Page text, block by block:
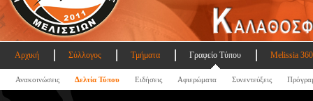
Αρχική Σύλλογος Τμήματα Γραφείο Τύπου Melissia
Ανακοινώσεις Δελτία Τύπου Ειδήσεις Αφιερώματα Συνεντεύξεις